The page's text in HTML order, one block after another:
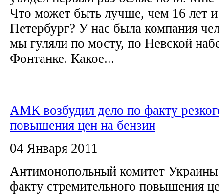
Что может быть лучше, чем 16 лет
Петербург? У нас была компания
мы гуляли по мосту, по Невской
Фонтанке. Какое...
АМК возбудил дело по факту
повышения цен на бензин
04 Января 2011
Антимонопольный комитет Украины
факту стремительного повышения